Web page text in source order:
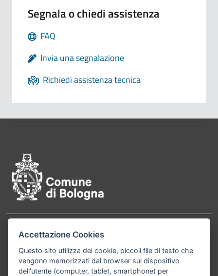
Segnala o chiedi assistenza
FAQ
Invia una segnalazione
Richiedi assistenza tecnica
Contatti
Comune di Bologna, Piazza Maggiore, 6 - 40124
Bologna P.Iva 01232710374 Cod. IBAN: IT 88 R
02008 02435 000020067156
Accettazione Cookies
Questo sito utilizza dei cookie, piccoli file di testo che
vengono memorizzati dal browser sul dispositivo
dell'utente (computer, tablet, smartphone) per